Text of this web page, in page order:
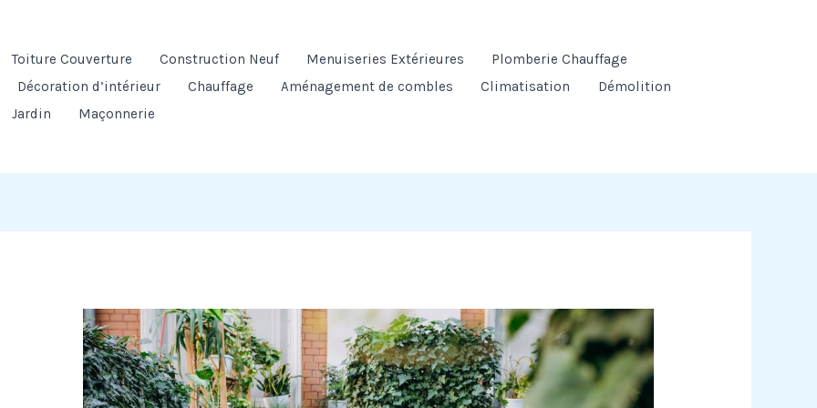
Toiture Couverture Construction Neuf Menuiseries Extérieures
Plomberie Chauffage
Décoration d’intérieur Chauffage Aménagement de combles Climatisation
Démolition
Jardin Maçonnerie